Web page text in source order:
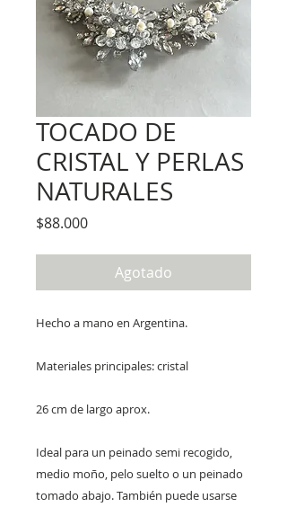
TOCADO DE
CRISTAL Y PERLAS
NATURALES
$88.000Precio
Agotado
Hecho a mano en Argentina.
Materiales principales: cristal
26 cm de largo aprox.
Ideal para un peinado semi recogido,
medio moño, pelo suelto o un peinado
tomado abajo. También puede usarse